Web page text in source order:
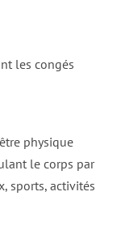
les congés
physique
le corps par
sports, activités